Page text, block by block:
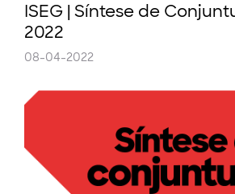
ISEG | Síntese de
2022
08-04-2022